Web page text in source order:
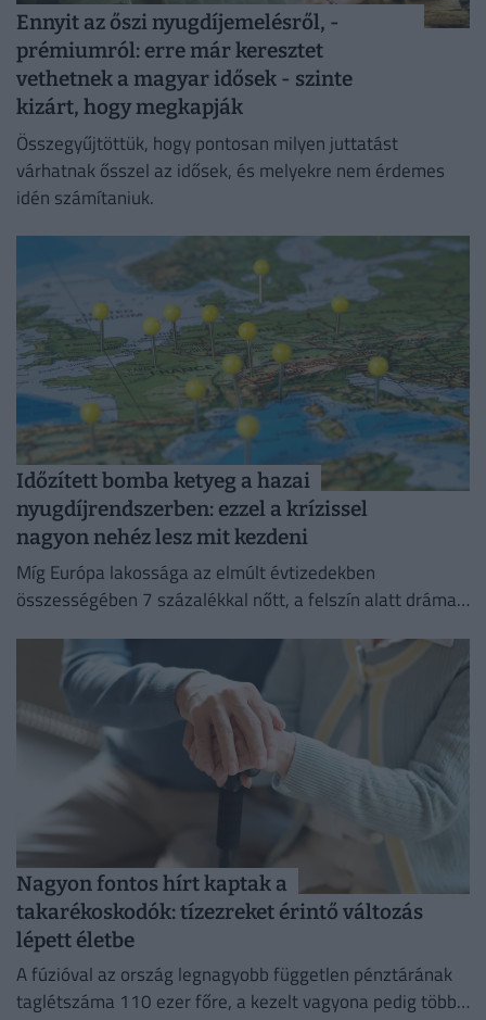
Ennyit az őszi nyugdíjemelésről, -
prémiumról: erre már keresztet
vethetnek a magyar idősek - szinte
kizárt, hogy megkapják
Összegyűjtöttük, hogy pontosan milyen juttatást
várhatnak ősszel az idősek, és melyekre nem érdemes
idén számítaniuk.
Időzített bomba ketyeg a hazai
nyugdíjrendszerben: ezzel a krízissel
nagyon nehéz lesz mit kezdeni
Míg Európa lakossága az elmúlt évtizedekben
összességében 7 százalékkal nőtt, a felszín alatt drámai
Nagyon fontos hírt kaptak a
takarékoskodók: tízezreket érintő változás
lépett életbe
A fúzióval az ország legnagyobb független pénztárának
taglétszáma 110 ezer főre, a kezelt vagyona pedig több